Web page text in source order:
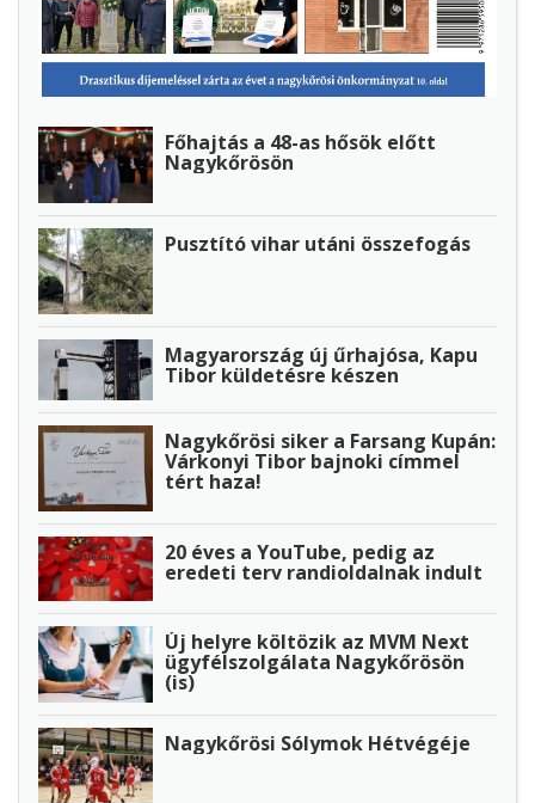
Főhajtás a 48-as hősök előtt
Nagykőrösön
Pusztító vihar utáni összefogás
Magyarország új űrhajósa, Kapu
Tibor küldetésre készen
Nagykőrösi siker a Farsang Kupán:
Várkonyi Tibor bajnoki címmel
tért haza!
20 éves a YouTube, pedig az
eredeti terv randioldalnak indult
Új helyre költözik az MVM Next
ügyfélszolgálata Nagykőrösön
(is)
Nagykőrösi Sólymok Hétvégéje